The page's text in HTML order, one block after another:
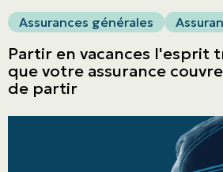
Assurances générales
Partir en vacances l'esprit
que votre assurance
de partir